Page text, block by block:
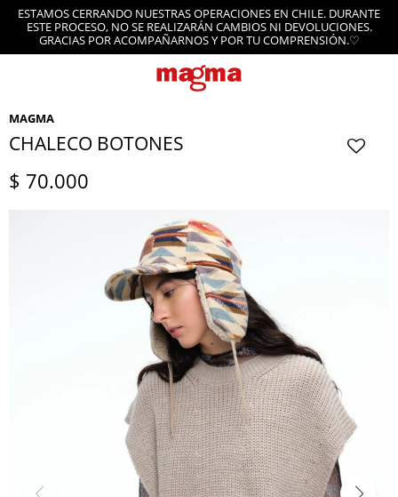
ESTAMOS CERRANDO NUESTRAS OPERACIONES EN CHILE. DURANTE
ESTE PROCESO, NO SE REALIZARÁN CAMBIOS NI DEVOLUCIONES.
GRACIAS POR ACOMPAÑARNOS Y POR TU COMPRENSIÓN.♡
MAGMA
CHALECO BOTONES
$ 70.000